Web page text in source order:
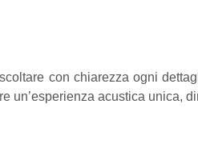
con chiarezza ogni
un’esperienza acustica unica,